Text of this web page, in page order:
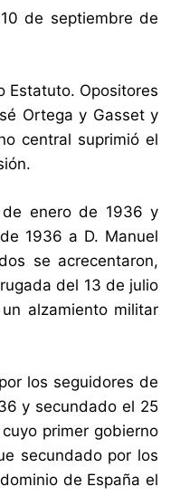
de septiembre de
Estatuto. Opositores
Ortega y Gasset y
central suprimió el
de enero de 1936 y
1936 a D. Manuel
se acrecentaron,
del 13 de julio
alzamiento militar
los seguidores de
y secundado el 25
primer gobierno
secundado por los
de España el